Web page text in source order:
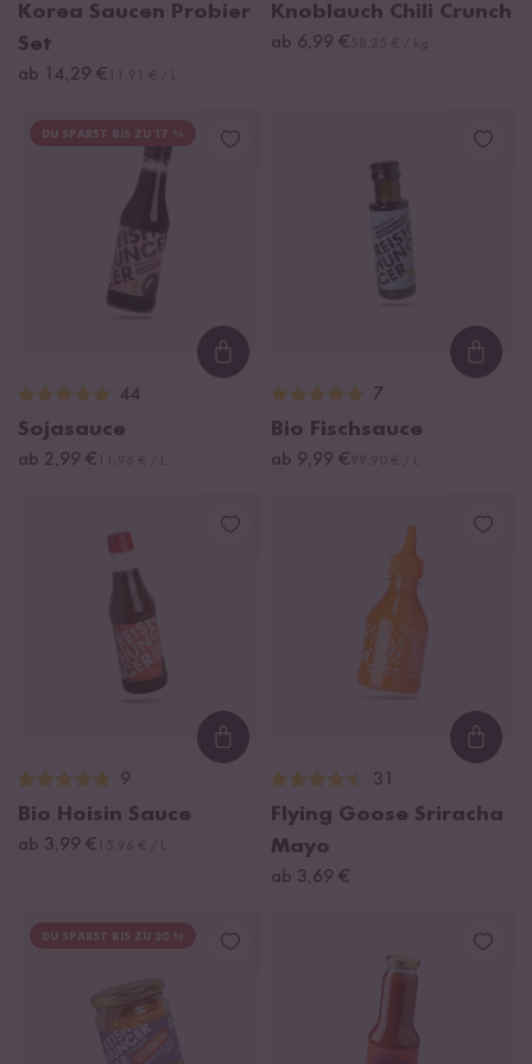
Korea Saucen Probier
Set
ab 14,29 €
Knoblauch Chili Crunch
ab 6,99 €
DU SPARST BIS ZU 17 %
Loading...
44
Sojasauce
ab 2,99 €
7
Bio Fischsauce
ab 9,99 €
Loading...
9
Bio Hoisin Sauce
ab 3,99 €
31
Flying Goose Sriracha
Mayo
ab 3,69 €
DU SPARST BIS ZU 20 %